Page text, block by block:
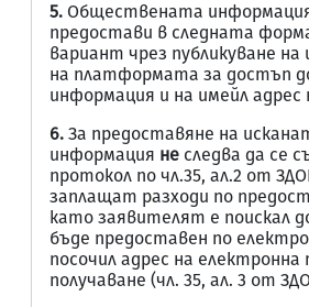
5. Обществената
предостави в следната
вариант чрез публикуване
на платформата за достъп
информация и на имейл адрес
6. За предоставяне на
информация не следва да се
протокол по чл.35, ал.2 от
заплащат разходи по
като заявителят е поискал
бъде предоставен по
посочил адрес на електронна
получаване (чл. 35, ал. 3 от